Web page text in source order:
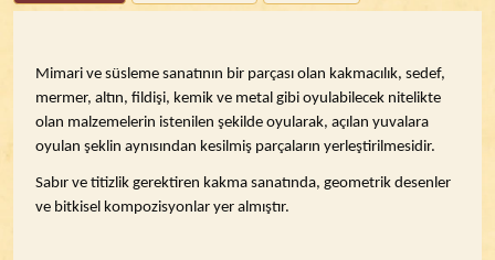
Mimari ve süsleme sanatının bir parçası olan kakmacılık, sedef,
mermer, altın, fildişi, kemik ve metal gibi oyulabilecek nitelikte
olan malzemelerin istenilen şekilde oyularak, açılan yuvalara
oyulan şeklin aynısından kesilmiş parçaların yerleştirilmesidir.
Sabır ve titizlik gerektiren kakma sanatında, geometrik desenler
ve bitkisel kompozisyonlar yer almıştır.